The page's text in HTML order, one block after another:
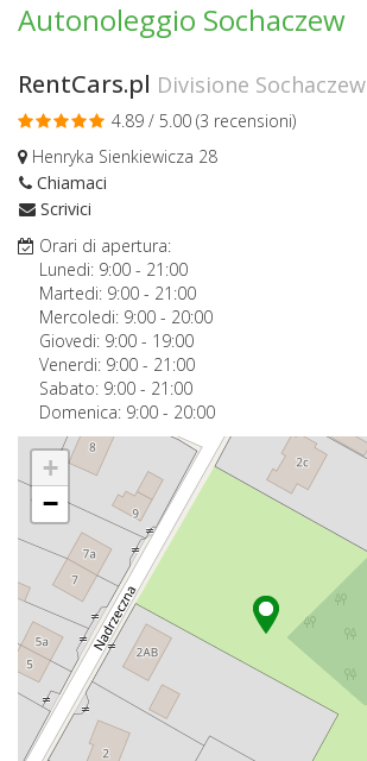
Autonoleggio Sochaczew
RentCars.pl Divisione Sochaczew
4.89 / 5.00 (3 recensioni)
Henryka Sienkiewicza 28
Chiamaci
Scrivici
Orari di apertura:
Lunedi: 9:00 - 21:00
Martedi: 9:00 - 21:00
Mercoledi: 9:00 - 20:00
Giovedi: 9:00 - 19:00
Venerdi: 9:00 - 21:00
Sabato: 9:00 - 21:00
Domenica: 9:00 - 20:00
+
−